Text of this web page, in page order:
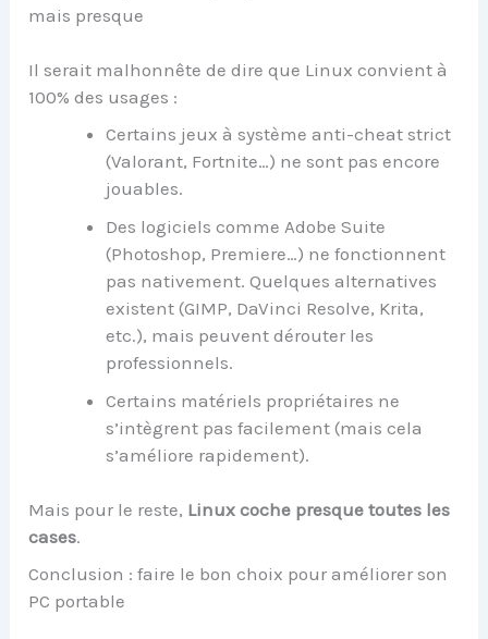
mais presque
Il serait malhonnête de dire que Linux convient à
100% des usages :
Certains jeux à système anti-cheat strict
(Valorant, Fortnite…) ne sont pas encore
jouables.
Des logiciels comme Adobe Suite
(Photoshop, Premiere…) ne fonctionnent
pas nativement. Quelques alternatives
existent (GIMP, DaVinci Resolve, Krita,
etc.), mais peuvent dérouter les
professionnels.
Certains matériels propriétaires ne
s’intègrent pas facilement (mais cela
s’améliore rapidement).
Mais pour le reste, Linux coche presque toutes les
cases.
Conclusion : faire le bon choix pour améliorer son
PC portable